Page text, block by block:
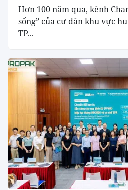
Hơn 100 năm qua, kênh
sống” của cư dân khu vực
TP...